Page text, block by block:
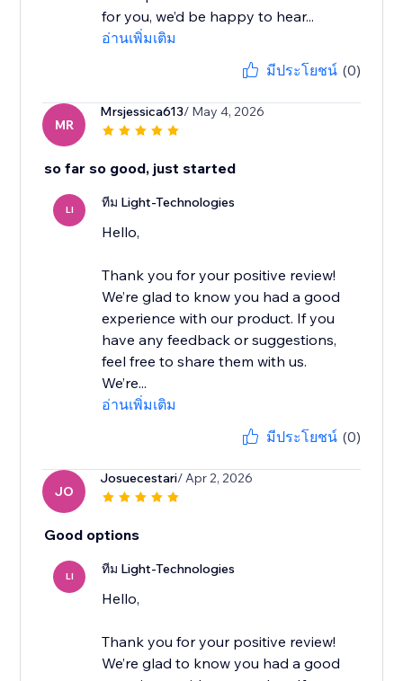
for you, we’d be happy to hear...
อ่านเพิ่มเติม
มีประโยชน์ (0)
MR
Mrsjessica613/ May 4, 2026
so far so good, just started
LI ทีม Light-Technologies
Hello,
Thank you for your positive review!
We’re glad to know you had a good
experience with our product. If you
have any feedback or suggestions,
feel free to share them with us.
We’re...
อ่านเพิ่มเติม
มีประโยชน์ (0)
JO
Josuecestari/ Apr 2, 2026
Good options
LI ทีม Light-Technologies
Hello,
Thank you for your positive review!
We’re glad to know you had a good